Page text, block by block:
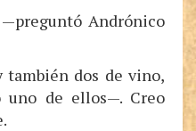
Andrónico
también dos de vino,
uno de ellos—. Creo